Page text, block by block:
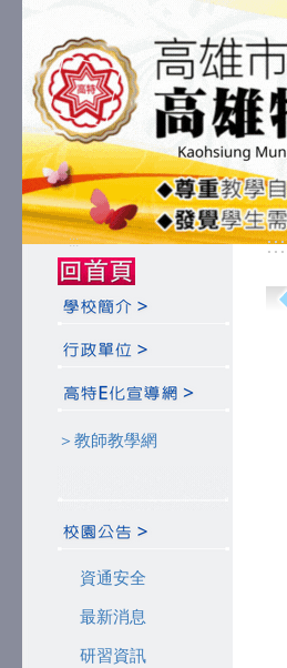
:::
＞教師教學網
資通安全
最新消息
研習資訊
:::